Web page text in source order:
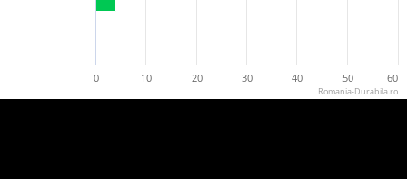
0 10 20 30 40 50 60
Romania-Durabila.ro